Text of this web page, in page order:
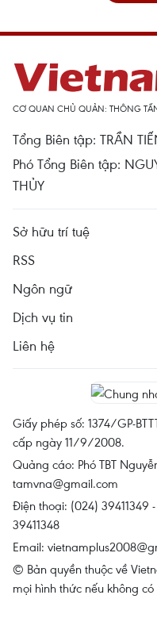
CƠ QUAN CHỦ QUẢN: THÔNG
Tổng Biên tập: TRẦN
Phó Tổng Biên tập:
THỦY
Sở hữu trí tuệ
RSS
Ngôn ngữ
Dịch vụ tin
Liên hệ
Giấy phép số: 1374/GP-
cấp ngày 11/9/2008.
Quảng cáo: Phó TBT
tamvna@gmail.com
Điện thoại: (024) 39411349
39411348
Email:
© Bản quyền thuộc về
mọi hình thức nếu không